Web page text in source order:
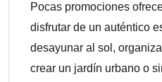
Pocas promociones
disfrutar de un auténtico
desayunar al sol,
crear un jardín urbano o